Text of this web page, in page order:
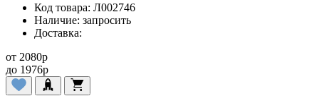
Код товара: Л002746
Наличие: запросить
Доставка:
от 2080p
до 1976p